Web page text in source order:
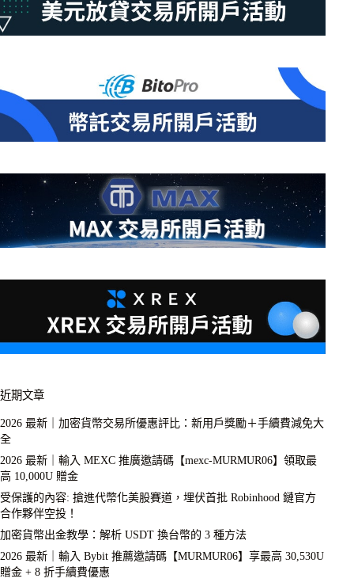
近期文章
2026 最新｜加密貨幣交易所優惠評比：新用戶獎勵＋手續費減免大
全
2026 最新｜輸入 MEXC 推廣邀請碼【mexc-MURMUR06】領取最
高 10,000U 贈金
受保護的內容: 搶進代幣化美股賽道，埋伏首批 Robinhood 鏈官方
合作夥伴空投！
加密貨幣出金教學：解析 USDT 換台幣的 3 種方法
2026 最新｜輸入 Bybit 推薦邀請碼【MURMUR06】享最高 30,530U
贈金 + 8 折手續費優惠